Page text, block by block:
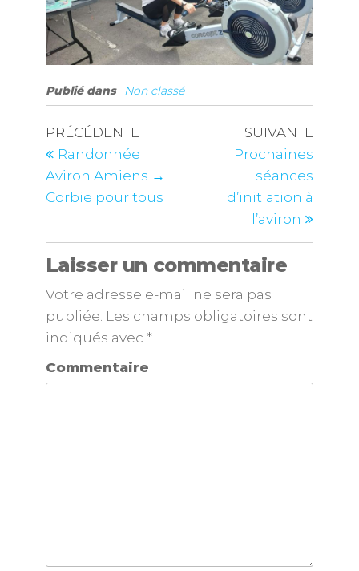
Publié dans Non classé
PRÉCÉDENTE
Randonnée
Aviron Amiens →
Corbie pour tous
SUIVANTE
Prochaines
séances
d’initiation à
l’aviron
Laisser un commentaire
Votre adresse e-mail ne sera pas
publiée. Les champs obligatoires sont
indiqués avec *
Commentaire